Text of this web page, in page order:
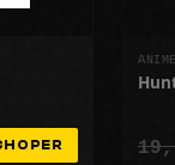
ANIME